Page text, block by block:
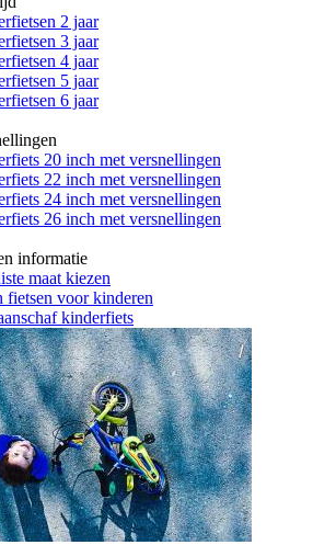
2 jaar
3 jaar
4 jaar
5 jaar
6 jaar
20 inch met versnellingen
22 inch met versnellingen
24 inch met versnellingen
26 inch met versnellingen
informatie
maat kiezen
fietsen voor kinderen
kinderfiets